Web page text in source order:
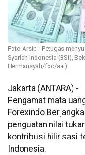
Foto Arsip - Petugas
Syariah Indonesia (BSI),
Hermansyah/foc/aa.)
Jakarta (ANTARA) -
Pengamat mata
Forexindo
penguatan nilai
kontribusi hilirisasi
Indonesia.